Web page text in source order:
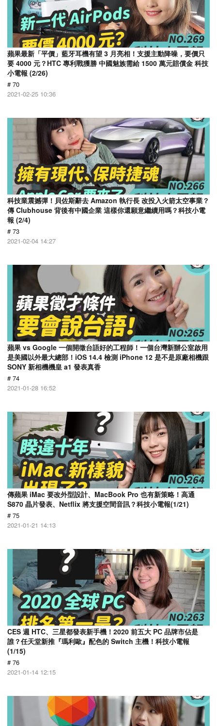
蘋果最新「平價」藍牙耳機有望 3 月亮相！支援主動降噪，要價只
要 4000 元？HTC 專利戰獲勝 中國魅族需給 1500 萬元賠償金 科技
小電報 (2/26)
# 70
2021-02-25 10:36
科技業震撼彈！貝佐斯辭去 Amazon 執行長 改投入火箭太空事業？
傳 Clubhouse 背後有中國企業 這樣你還願意繼續用嗎？科技小電
報 (2/4)
# 73
2021-02-04 14:27
蘋果 vs Google 一個開徵台語好的工程師！一個台灣新辦公室啟用
是美國以外最大總部！iOS 14.4 檢測 iPhone 12 是不是原廠相機跟
SONY 新相機機皇 a1 發表真香
# 74
2021-01-28 16:52
傳蘋果 iMac 要改外型設計、MacBook Pro 也有新策略！高通
S870 晶片發表、Netflix 將支援空間音訊？科技小電報(1/21)
# 75
2021-01-21 14:13
CES 週 HTC、三星都發表新手機！2020 前五大 PC 品牌市佔是
誰？任天堂新推『瑪利歐』配色的 Switch 主機！科技小電報
(1/15)
# 76
2021-01-14 12:15